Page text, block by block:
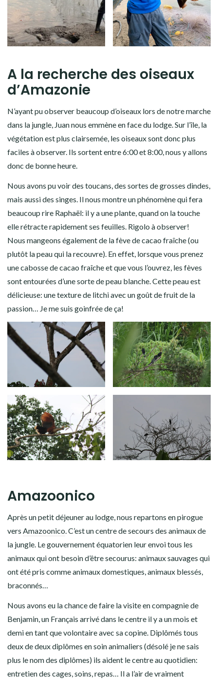
A la recherche des oiseaux
d’Amazonie
N’ayant pu observer beaucoup d’oiseaux lors de notre marche
dans la jungle, Juan nous emmène en face du lodge. Sur l’île, la
végétation est plus clairsemée, les oiseaux sont donc plus
faciles à observer. Ils sortent entre 6:00 et 8:00, nous y allons
donc de bonne heure.
Nous avons pu voir des toucans, des sortes de grosses dindes,
mais aussi des singes. Il nous montre un phénomène qui fera
beaucoup rire Raphaël: il y a une plante, quand on la touche
elle rétracte rapidement ses feuilles. Rigolo à observer!
Nous mangeons également de la fève de cacao fraîche (ou
plutôt la peau qui la recouvre). En effet, lorsque vous prenez
une cabosse de cacao fraîche et que vous l’ouvrez, les fèves
sont entourées d’une sorte de peau blanche. Cette peau est
délicieuse: une texture de litchi avec un goût de fruit de la
passion… Je me suis goinfrée de ça!
Amazoonico
Après un petit déjeuner au lodge, nous repartons en pirogue
vers Amazoonico. C’est un centre de secours des animaux de
la jungle. Le gouvernement équatorien leur envoi tous les
animaux qui ont besoin d’être secourus: animaux sauvages qui
ont été pris comme animaux domestiques, animaux blessés,
braconnés…
Nous avons eu la chance de faire la visite en compagnie de
Benjamin, un Français arrivé dans le centre il y a un mois et
demi en tant que volontaire avec sa copine. Diplômés tous
deux de deux diplômes en soin animaliers (désolé je ne sais
plus le nom des diplômes) ils aident le centre au quotidien:
entretien des cages, soins, repas… Il a l’air de vraiment